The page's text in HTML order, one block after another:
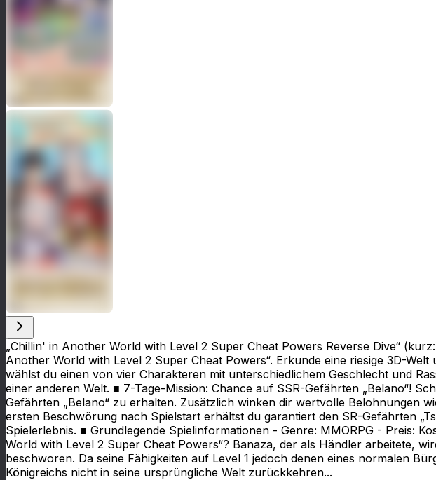
„Chillin' in Another World with Level 2 Super Cheat Powers Reverse Dive“
Another World with Level 2 Super Cheat Powers“. Erkunde eine riesige 3D-
wählst du einen von vier Charakteren mit unterschiedlichem Geschlecht und
einer anderen Welt. ■ 7-Tage-Mission: Chance auf SSR-Gefährten „Belano“!
Gefährten „Belano“ zu erhalten. Zusätzlich winken dir wertvolle Belohnungen
ersten Beschwörung nach Spielstart erhältst du garantiert den SR-Gefährten
Spielerlebnis. ■ Grundlegende Spielinformationen - Genre: MMORPG - Preis:
World with Level 2 Super Cheat Powers“? Banaza, der als Händler arbeitete,
beschworen. Da seine Fähigkeiten auf Level 1 jedoch denen eines normalen
Königreichs nicht in seine ursprüngliche Welt zurückkehren...